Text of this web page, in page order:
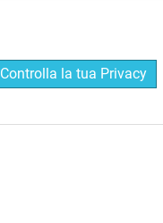
Controlla la tua Privacy